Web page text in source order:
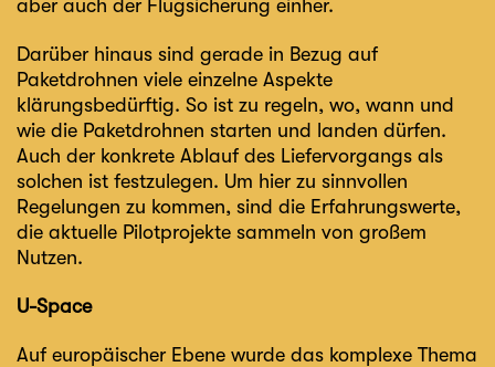
aber auch der Flugsicherung einher.
Darüber hinaus sind gerade in Bezug auf
Paketdrohnen viele einzelne Aspekte
klärungsbedürftig. So ist zu regeln, wo, wann und
wie die Paketdrohnen starten und landen dürfen.
Auch der konkrete Ablauf des Liefervorgangs als
solchen ist festzulegen. Um hier zu sinnvollen
Regelungen zu kommen, sind die Erfahrungswerte,
die aktuelle Pilotprojekte sammeln von großem
Nutzen.
U-Space
Auf europäischer Ebene wurde das komplexe Thema